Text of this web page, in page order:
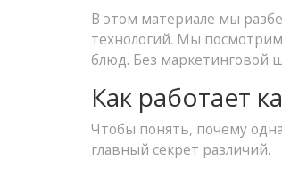
В этом материале мы
технологий. Мы
блюд. Без маркетинговой
Как работает
Чтобы понять, почему
главный секрет различий.